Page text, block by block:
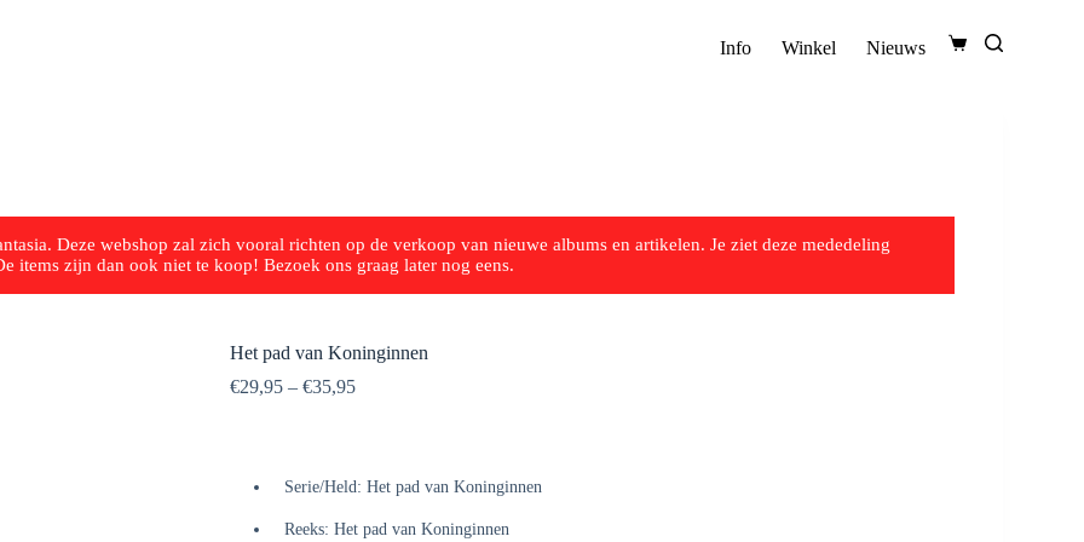
Info Winkel Nieuws
Deze webshop zal zich vooral richten op de verkoop van nieuwe albums en artikelen. Je ziet deze mededeling
items zijn dan ook niet te koop! Bezoek ons graag ​​later nog eens.
Het pad van Koninginnen
€29,95– €35,95
Serie/Held: Het pad van Koninginnen
Reeks: Het pad van Koninginnen